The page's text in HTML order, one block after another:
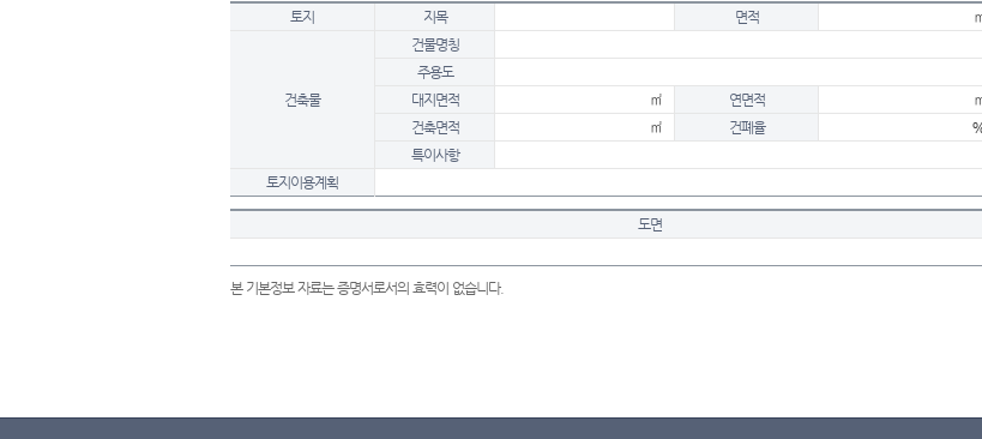
토지 지목 면적
건축물
건물명칭
주용도
대지면적
㎡ 연면적
건축면적
㎡ 건폐율
특이사항
토지이용계획
도면
본 기본정보 자료는 증명서로서의 효력이 없습니다.